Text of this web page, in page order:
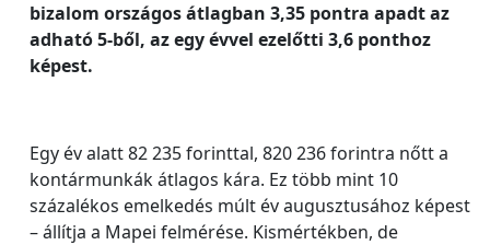
bizalom országos átlagban 3,35 pontra apadt az
adható 5-ből, az egy évvel ezelőtti 3,6 ponthoz
képest.
Egy év alatt 82 235 forinttal, 820 236 forintra nőtt a
kontármunkák átlagos kára. Ez több mint 10
százalékos emelkedés múlt év augusztusához képest
– állítja a Mapei felmérése. Kismértékben, de